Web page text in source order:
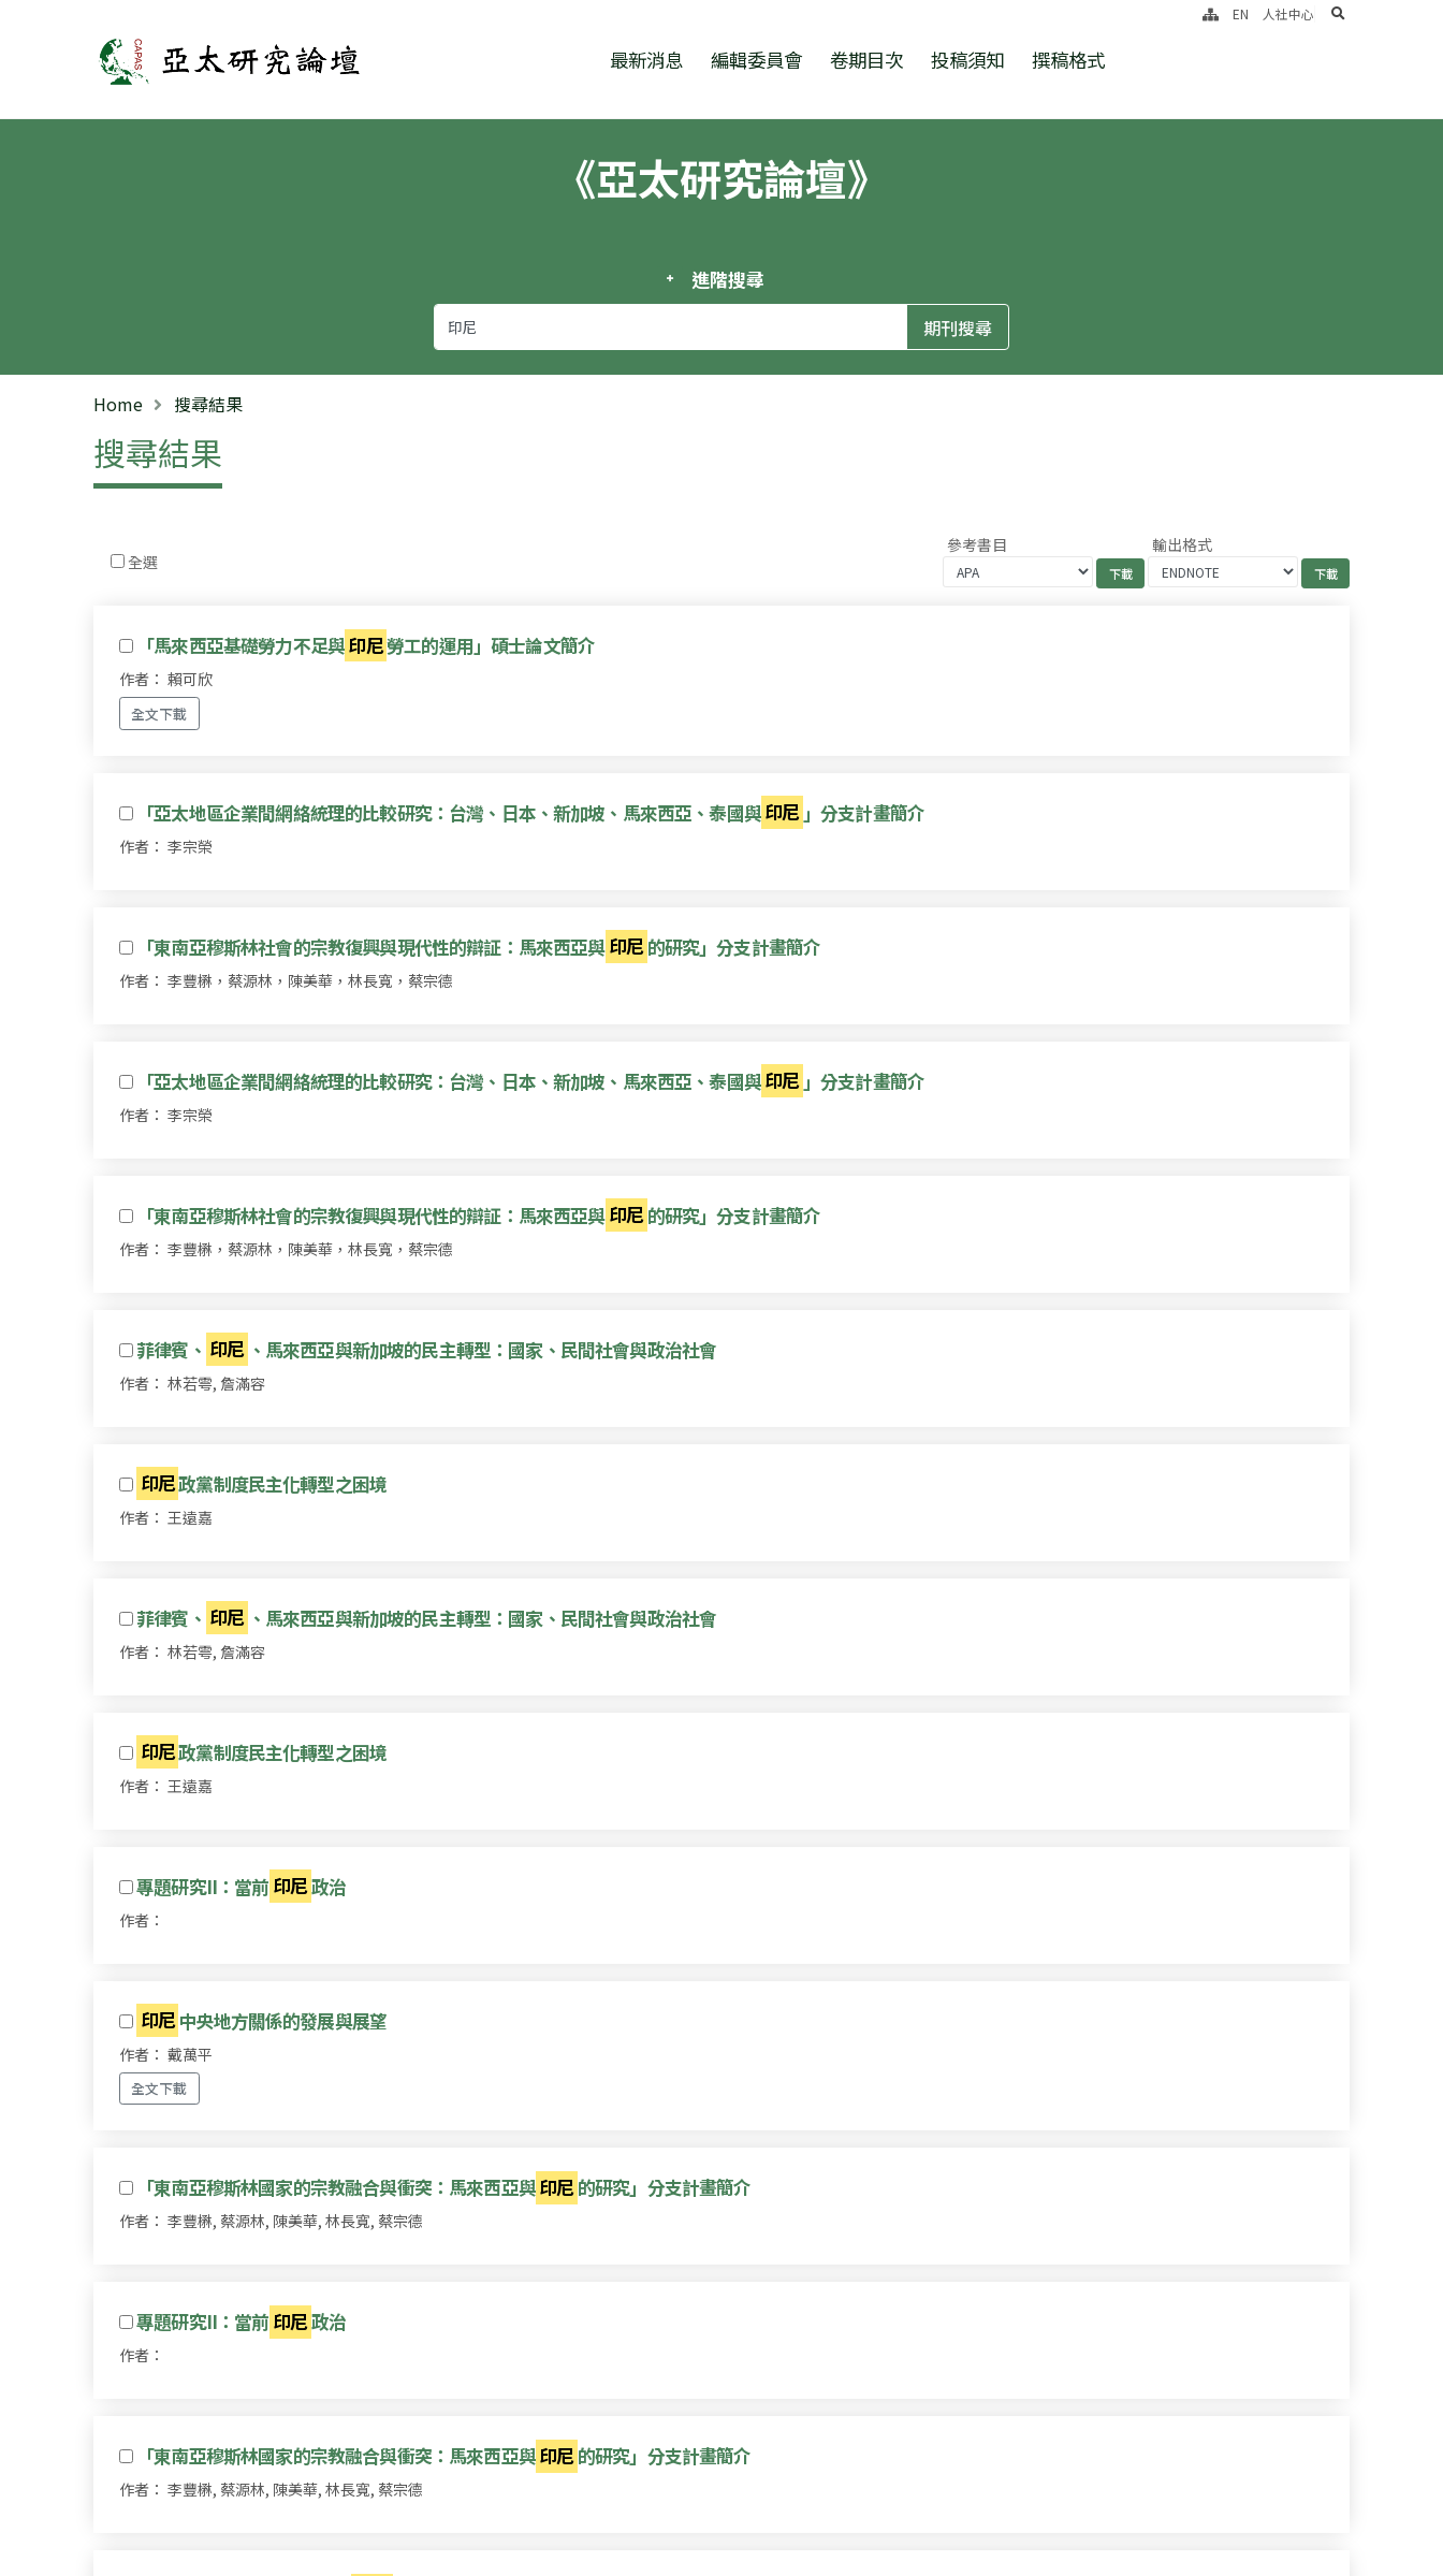
亞太研究論壇 最新消息 編輯委員會 卷期目次 投稿須知 撰稿格式
EN 人社中心 search
《亞太研究論壇》
進階搜尋
Home 搜尋結果
搜尋結果
全選
參考書目 輸出格式
「馬來西亞基礎勞力不足與印尼勞工的運用」碩士論文簡介
作者： 賴可欣
全文下載
「亞太地區企業間網絡統理的比較研究：台灣、日本、新加坡、馬來西亞、泰國與印尼 」分支計畫簡介
作者： 李宗榮
「東南亞穆斯林社會的宗教復興與現代性的辯証：馬來西亞與印尼 的研究」分支計畫簡介
作者： 李豐楙，蔡源林，陳美華，林長寬，蔡宗德
「亞太地區企業間網絡統理的比較研究：台灣、日本、新加坡、馬來西亞、泰國與印尼 」分支計畫簡介
作者： 李宗榮
「東南亞穆斯林社會的宗教復興與現代性的辯証：馬來西亞與印尼 的研究」分支計畫簡介
作者： 李豐楙，蔡源林，陳美華，林長寬，蔡宗德
菲律賓、 印尼 、馬來西亞與新加坡的民主轉型：國家、民間社會與政治社會
作者： 林若雩, 詹滿容
印尼政黨制度民主化轉型之困境
作者： 王遠嘉
菲律賓、 印尼 、馬來西亞與新加坡的民主轉型：國家、民間社會與政治社會
作者： 林若雩, 詹滿容
印尼政黨制度民主化轉型之困境
作者： 王遠嘉
專題研究II：當前 印尼政治
作者：
印尼 中央地方關係的發展與展望
作者： 戴萬平
全文下載
「東南亞穆斯林國家的宗教融合與衝突：馬來西亞與印尼的研究」分支計畫簡介
作者： 李豐楙, 蔡源林, 陳美華, 林長寬, 蔡宗德
專題研究II：當前 印尼政治
作者：
「東南亞穆斯林國家的宗教融合與衝突：馬來西亞與印尼的研究」分支計畫簡介
作者： 李豐楙, 蔡源林, 陳美華, 林長寬, 蔡宗德